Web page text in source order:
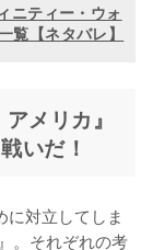
ニティー・ウォ
覧【ネタバレ】
メリカ』
いだ！
に対立してしま
。それぞれの考